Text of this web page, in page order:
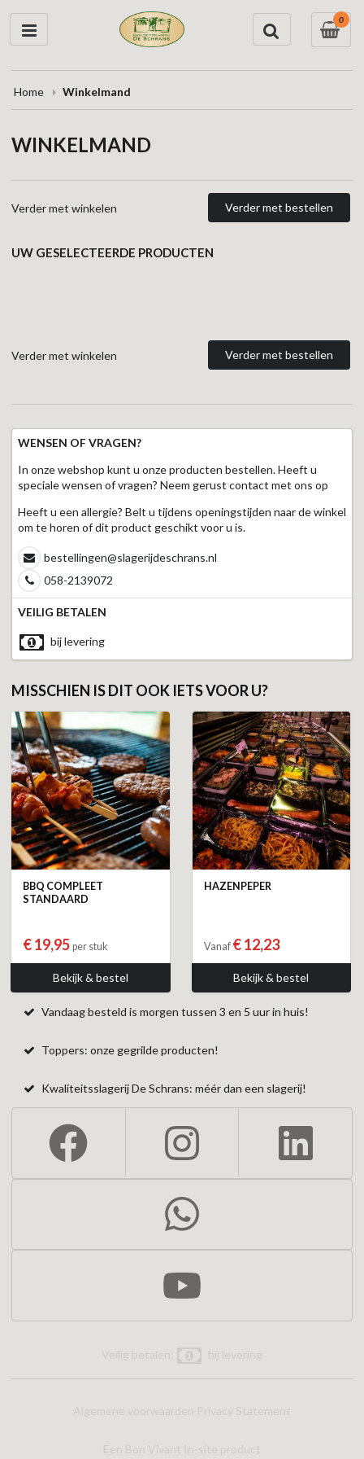
0
Home Winkelmand
WINKELMAND
Verder met winkelen Verder met bestellen
UW GESELECTEERDE PRODUCTEN
Verder met winkelen Verder met bestellen
WENSEN OF VRAGEN?
In onze webshop kunt u onze producten bestellen. Heeft u
speciale wensen of vragen? Neem gerust contact met ons op
Heeft u een allergie? Belt u tijdens openingstijden naar de winkel
om te horen of dit product geschikt voor u is.
bestellingen@slagerijdeschrans.nl
058-2139072
VEILIG BETALEN
bij levering
MISSCHIEN IS DIT OOK IETS VOOR U?
BBQ COMPLEET
STANDAARD
€ 19,95 per stuk
Bekijk & bestel
HAZENPEPER
Vanaf € 12,23
Bekijk & bestel
Vandaag besteld is morgen tussen 3 en 5 uur in huis!
Toppers: onze gegrilde producten!
Kwaliteitsslagerij De Schrans: méér dan een slagerij!